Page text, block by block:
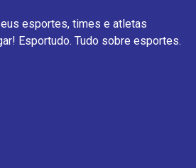
esportes, times e atletas
Esportudo. Tudo sobre esportes.